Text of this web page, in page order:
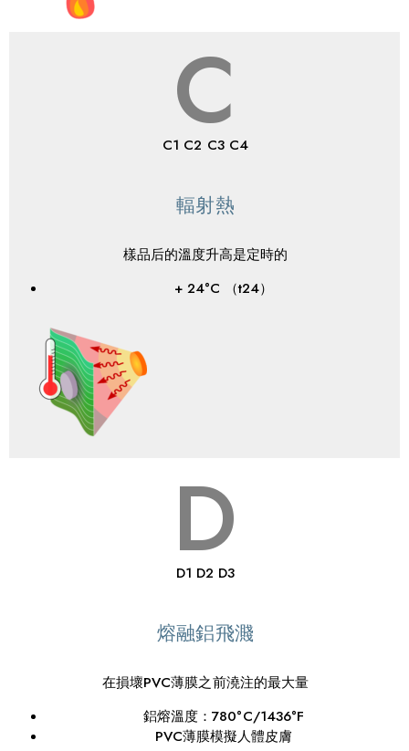
C
C1 C2 C3 C4
輻射熱
樣品后的溫度升高是定時的
+ 24°C （t24）
D
D1 D2 D3
熔融鋁飛濺
在損壞PVC薄膜之前澆注的最大量
鋁熔溫度：780°C/1436°F
PVC薄膜模擬人體皮膚